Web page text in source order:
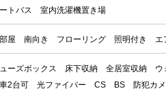
トバス
室内洗濯機置き場
屋 南向き フローリング 照明付き エ
ーズボックス 床下収納 全居室収納 ウ
2台可
光ファイバー CS BS 防犯カ